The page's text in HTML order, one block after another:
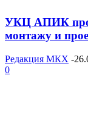
УКЦ АПИК
монтажу и
Редакция МКХ -
0